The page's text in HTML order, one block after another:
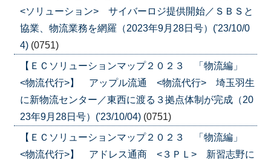
<ソリューション> サイバーロジ提供開始／ＳＢＳと
協業、物流業務を網羅（2023年9月28日号）('23/10/0
4) (0751)
【ＥＣソリューションマップ２０２３ 「物流編」
<物流代行>】 アップル流通 <物流代行> 埼玉羽生
に新物流センター／東西に渡る３拠点体制が完成（20
23年9月28日号）('23/10/04) (0751)
【ＥＣソリューションマップ２０２３ 「物流編」
<物流代行>】 アドレス通商 <３ＰＬ> 新習志野に